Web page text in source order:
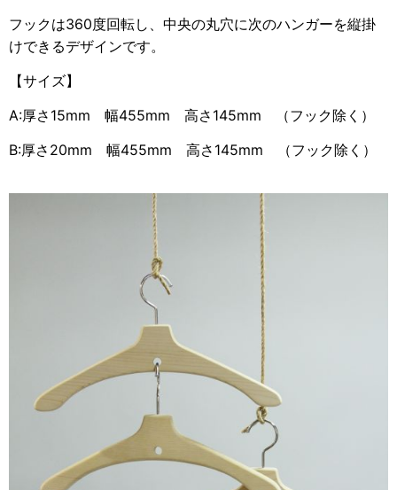
フックは360度回転し、中央の丸穴に次のハンガーを縦掛
けできるデザインです。
【サイズ】
A:厚さ15mm 幅455mm 高さ145mm （フック除く）
B:厚さ20mm 幅455mm 高さ145mm （フック除く）